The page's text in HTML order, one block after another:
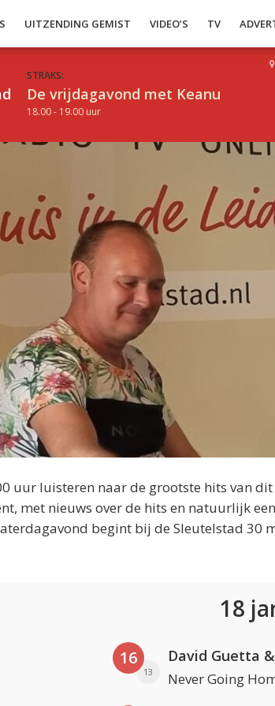
UITZENDING GEMIST VIDEO’S TV
STRAKS:
De vrijdagavond met Keanu
18.00 - 19.00 uur
uur luisteren naar de grootste hits van
met nieuws over de hits en natuurlijk
begint bij de Sleutelstad 30
18
16
13 Never Going